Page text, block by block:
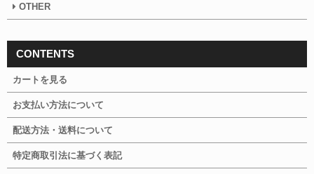
OTHER
CONTENTS
カートを見る
お支払い方法について
配送方法・送料について
特定商取引法に基づく表記